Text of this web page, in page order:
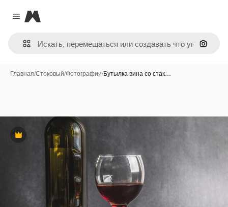
Close menu
Magnific
Поиск
Главная/Стоковый/Фотографии/Бутылка вина со стак…
Премиум